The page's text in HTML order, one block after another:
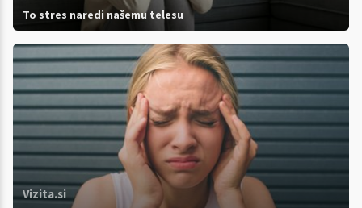
To stres naredi našemu telesu
Vizita.si